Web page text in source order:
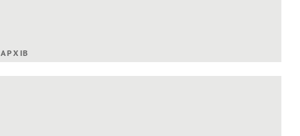
АРХІВ